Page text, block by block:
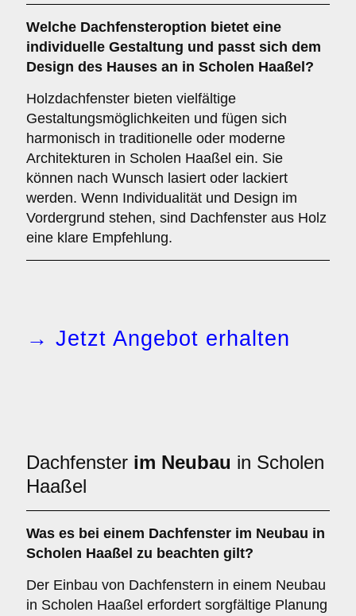
Welche Dachfensteroption bietet eine
individuelle Gestaltung und passt sich dem
Design des Hauses an in Scholen Haaßel?
Holzdachfenster bieten vielfältige
Gestaltungsmöglichkeiten und fügen sich
harmonisch in traditionelle oder moderne
Architekturen in Scholen Haaßel ein. Sie
können nach Wunsch lasiert oder lackiert
werden. Wenn Individualität und Design im
Vordergrund stehen, sind Dachfenster aus Holz
eine klare Empfehlung.
→ Jetzt Angebot erhalten
Dachfenster im Neubau in Scholen
Haaßel
Was es bei einem Dachfenster im Neubau in
Scholen Haaßel zu beachten gilt?
Der Einbau von Dachfenstern in einem Neubau
in Scholen Haaßel erfordert sorgfältige Planung